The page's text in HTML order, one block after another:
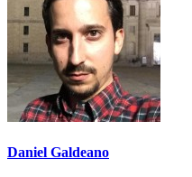
Daniel Galdeano